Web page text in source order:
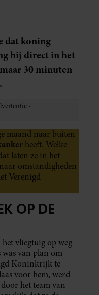
dat koning
hij direct in het
30 minuten
maand naar buiten
heeft. Welke
laten ze in het
omstandigheden
Verenigd
OP DE
vliegtuig op weg
van plan om
Koninkrijk te
voor hem, werd
door het team van